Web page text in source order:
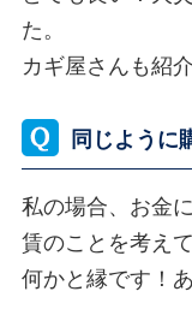
た。
カギ屋さんも紹
同じように
私の場合、お金
賃のことを考え
何かと縁です！